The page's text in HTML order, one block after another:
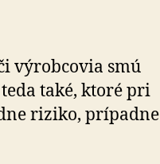
výrobcovia smú
také, ktoré pri
riziko, prípadne